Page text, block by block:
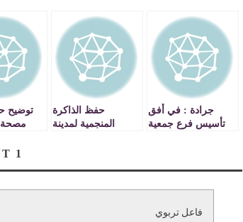
جرادة : في أفق
تأسيس فرع جمعية
حفظ الذاكرة
المنجمية لمدينة
توضيح
مصحة
1
فاعل تربوي